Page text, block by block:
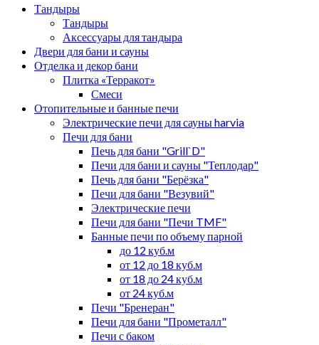
Тандыры
Тандыры
Аксессуары для тандыра
Двери для бани и сауны
Отделка и декор бани
Плитка «Терракот»
Смеси
Отопительные и банные печи
Электрические печи для сауны harvia
Печи для бани
Печь для бани "Grill`D"
Печи для бани и сауны "Теплодар"
Печь для бани "Берёзка"
Печи для бани "Везувий"
Электрические печи
Печи для бани "Печи TMF"
Банные печи по объему парной
до 12 куб.м
от 12 до 18 куб.м
от 18 до 24 куб.м
от 24 куб.м
Печи "Бренеран"
Печи для бани "Прометалл"
Печи с баком